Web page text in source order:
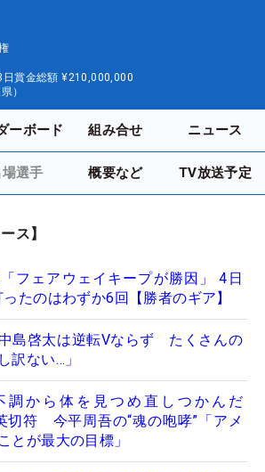
日賞金総額 ¥210,000,000
）
ーボード 組み合せ ニュース
場選手 概要など TV放送予定
ス】
フェアウェイキープが勝因」 4日
たのはわずか6回【勝者のギア】
島啓太は逆転Vならず たくさんの
訳ない…」
調から体を見つめ直しつかんだ
切符 今平周吾の“魂の咆哮”「アメ
とが最大の目標」